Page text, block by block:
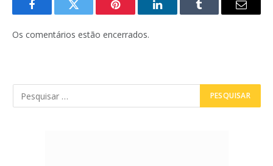
FacebookTwitter Pinterest LinkedInTumblr
E-
Os comentários estão encerrados.